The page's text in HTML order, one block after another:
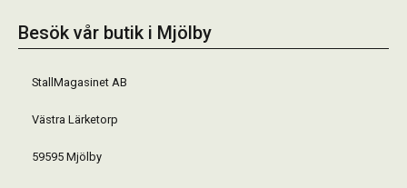
Besök vår butik i Mjölby
StallMagasinet AB
Västra Lärketorp
59595 Mjölby